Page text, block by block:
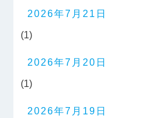
2026年7月21日
(1)
2026年7月20日
(1)
2026年7月19日